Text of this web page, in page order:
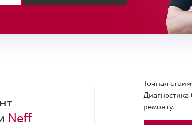
Neff
Точная
Диагностика
ремонту.